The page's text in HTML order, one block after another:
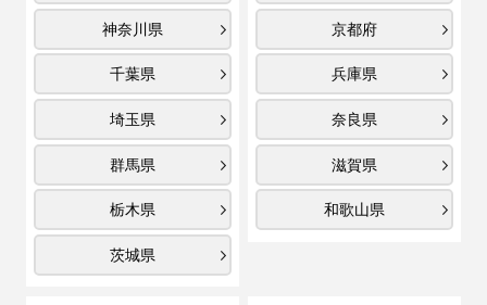
神奈川県
千葉県
埼玉県
群馬県
栃木県
茨城県
京都府
兵庫県
奈良県
滋賀県
和歌山県